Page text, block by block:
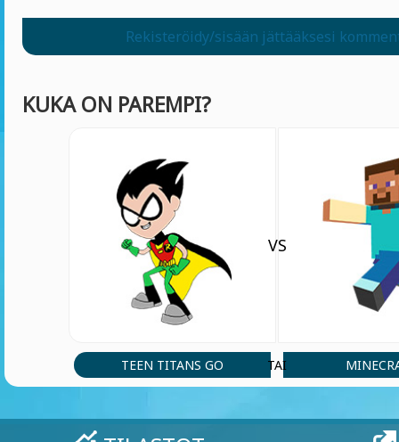
Rekisteröidy/sisään jättääksesi
KUKA ON PAREMPI?
TEEN TITANS GO
VS
TAI